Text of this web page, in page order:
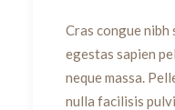
Cras congue
egestas sapien
neque massa.
nulla facilisis